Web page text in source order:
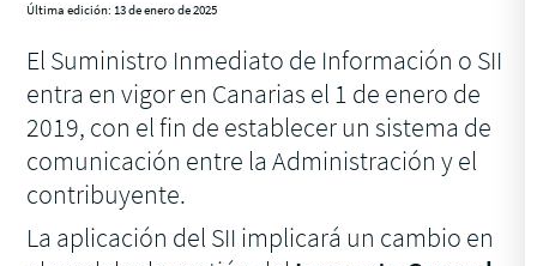
Última edición: 13 de enero de 2025
El Suministro Inmediato de Información o SII
entra en vigor en Canarias el 1 de enero de
2019, con el fin de establecer un sistema de
comunicación entre la Administración y el
contribuyente.
La aplicación del SII implicará un cambio en